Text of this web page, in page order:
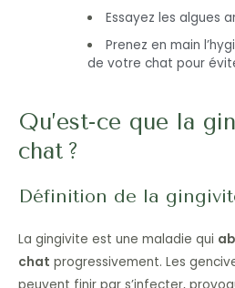
Essayez les algues
Prenez en main
de votre chat pour
Qu’est-ce que la
chat ?
Définition de la
La gingivite est une maladie qui
chat progressivement. Les